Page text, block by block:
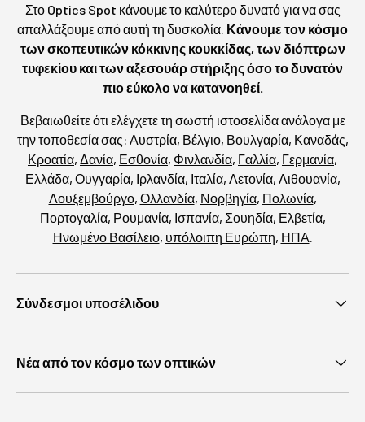
Στο Optics Spot κάνουμε το καλύτερο δυνατό για να σας
απαλλάξουμε από αυτή τη δυσκολία. Κάνουμε τον κόσμο
των σκοπευτικών κόκκινης κουκκίδας, των διόπτρων
τυφεκίου και των αξεσουάρ στήριξης όσο το δυνατόν
πιο εύκολο να κατανοηθεί.
Βεβαιωθείτε ότι ελέγχετε τη σωστή ιστοσελίδα ανάλογα με
την τοποθεσία σας: Αυστρία, Βέλγιο, Βουλγαρία, Καναδάς,
Κροατία, Δανία, Εσθονία, Φινλανδία, Γαλλία, Γερμανία,
Ελλάδα, Ουγγαρία, Ιρλανδία, Ιταλία, Λετονία, Λιθουανία,
Λουξεμβούργο, Ολλανδία, Νορβηγία, Πολωνία,
Πορτογαλία, Ρουμανία, Ισπανία, Σουηδία, Ελβετία,
Ηνωμένο Βασίλειο, υπόλοιπη Ευρώπη, ΗΠΑ.
Σύνδεσμοι υποσέλιδου
Νέα από τον κόσμο των οπτικών